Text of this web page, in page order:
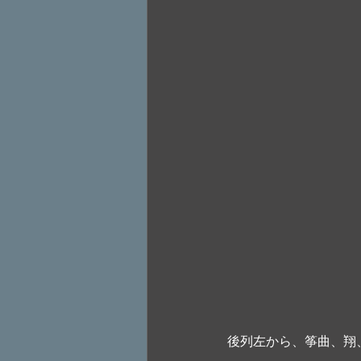
後列左から、筝曲、翔